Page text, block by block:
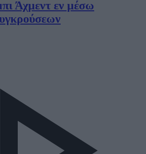
Άχμεντ εν μέσω